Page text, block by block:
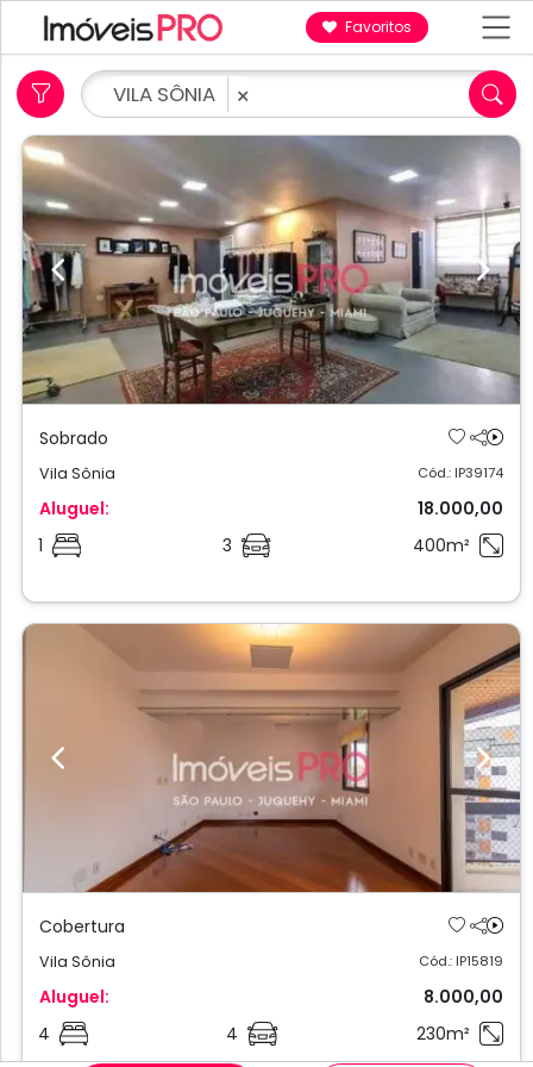
Favoritos
VILA SÔNIA ×
Previous Next
Sobrado
Vila Sônia Cód.: IP39174
Aluguel:
18.000,00
1
3 400m²
Previous Next
Cobertura
Vila Sônia Cód.: IP15819
Aluguel:
8.000,00
4
4 230m²